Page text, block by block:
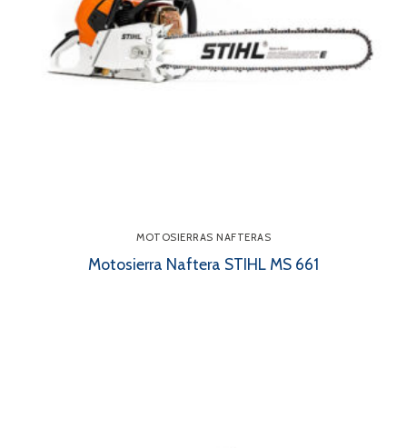
MOTOSIERRAS NAFTERAS
Motosierra Naftera STIHL MS 661